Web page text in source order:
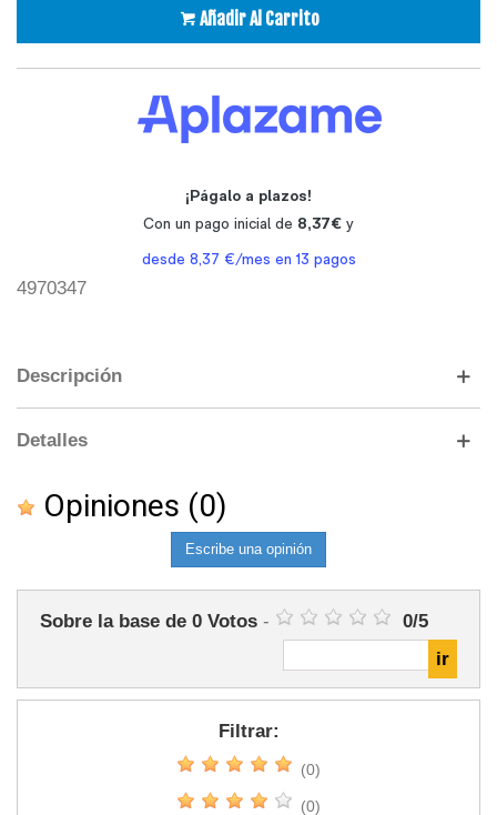
Añadir Al Carrito
4970347
Descripción
Detalles
Opiniones (0)
Escribe una opinión
Sobre la base de 0 Votos - 0/5
Filtrar:
(0)
(0)